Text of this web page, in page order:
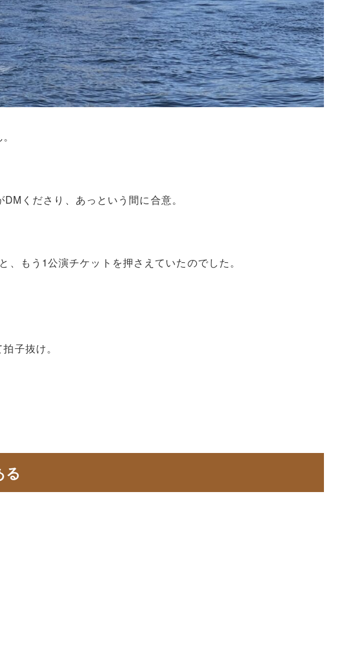
くださり、あっという間に合意。
もう1公演チケットを押さえていたのでした。
子抜け。
る